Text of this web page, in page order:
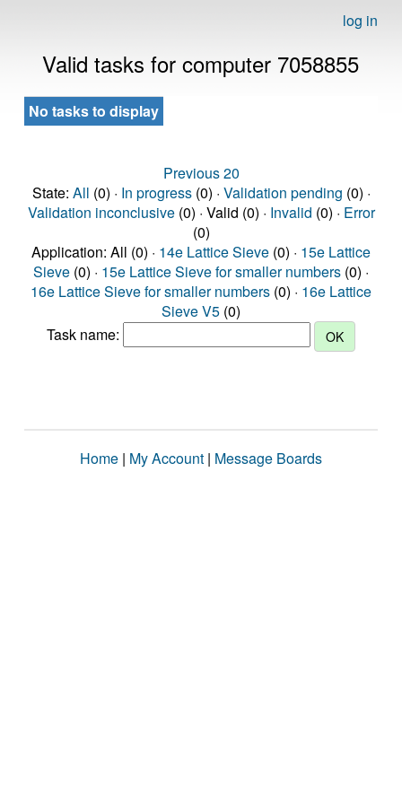
log in
Valid tasks for computer 7058855
No tasks to display
Previous 20
State: All (0) · In progress(0) · Validation pending (0) ·
Validation inconclusive(0) · Valid (0) · Invalid (0) · Error
(0)
Application: All (0) · 14e Lattice Sieve (0) · 15e Lattice
Sieve (0) · 15e Lattice Sieve for smaller numbers (0) ·
16e Lattice Sieve for smaller numbers (0) · 16e Lattice
Sieve V5 (0)
Task name:
Home | My Account | Message Boards